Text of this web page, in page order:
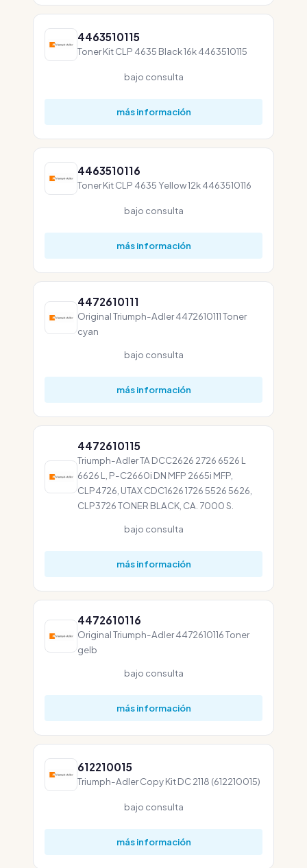
4463510115
Toner Kit CLP 4635 Black 16k 4463510115
bajo consulta
más información
4463510116
Toner Kit CLP 4635 Yellow 12k 4463510116
bajo consulta
más información
4472610111
Original Triumph-Adler 4472610111 Toner
cyan
bajo consulta
más información
4472610115
Triumph-Adler TA DCC2626 2726 6526 L
6626 L, P-C2660i DN MFP 2665i MFP,
CLP4726, UTAX CDC1626 1726 5526 5626,
CLP3726 TONER BLACK, CA. 7000 S.
bajo consulta
más información
4472610116
Original Triumph-Adler 4472610116 Toner
gelb
bajo consulta
más información
612210015
Triumph-Adler Copy Kit DC 2118 (612210015)
bajo consulta
más información